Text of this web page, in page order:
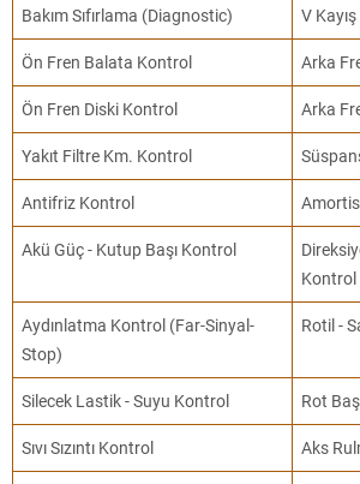
Bakım Sıfırlama (Diagnostic) V
Ön Fren Balata Kontrol Arka
Ön Fren Diski Kontrol Arka
Yakıt Filtre Km. Kontrol
Antifriz Kontrol
Akü Güç - Kutup Başı Kontrol
Kontrol
Aydınlatma Kontrol (Far-Sinyal-
Stop)
Rotil -
Silecek Lastik - Suyu Kontrol Rot
Sıvı Sızıntı Kontrol Aks